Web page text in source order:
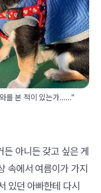
를 본 적이 있는가……"
아니든 갖고 싶은 게
속에서 여름이가 가지
있던 아빠한테 다시